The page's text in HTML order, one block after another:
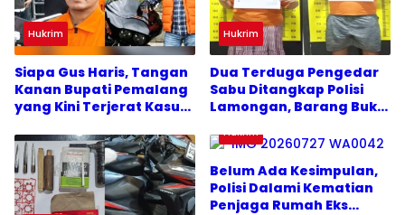
Hukrim
Siapa Gus Haris, Tangan
Kanan Bupati Pemalang
yang Kini Terjerat Kasus
Hukrim
Dua Terduga Pengedar
Sabu Ditangkap Polisi
Lamongan, Barang Bukti
Hukrim
Belum Ada Kesimpulan,
Polisi Dalami Kematian
Penjaga Rumah Eks